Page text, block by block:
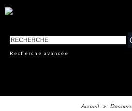
Recherche avancée
Accueil >